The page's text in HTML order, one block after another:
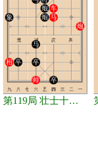
第119局 壮士十年归